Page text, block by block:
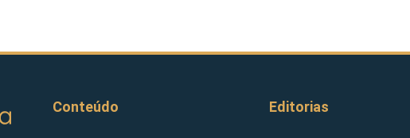
Conteúdo Editorias